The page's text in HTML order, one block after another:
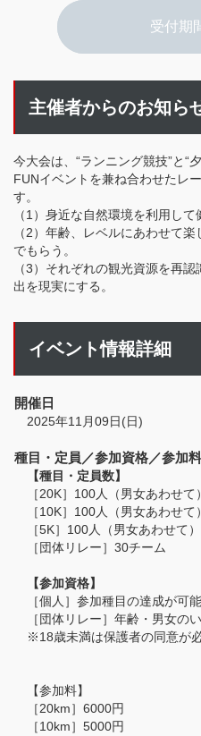
受付期
主催者からのお知ら
今大会は、“ランニング競技”と“
FUNイベントを兼ね合わせたレ
す。
（1）身近な自然環境を利用して
（2）年齢、レベルにあわせて
でもらう。
（3）それぞれの観光資源を再
出を現実にする。
イベント情報詳細
開催日
2025年11月09日(日)
種目・定員／参加資格／参加料
【種目・定員数】
［20K］100人（男女あわせて）
［10K］100人（男女あわせて）
［5K］100人（男女あわせて）
［団体リレー］30チーム
【参加資格】
［個人］参加種目の達成が可
［団体リレー］年齢・男女の
※18歳未満は保護者の同意が
【参加料】
［20km］6000円
［10km］5000円